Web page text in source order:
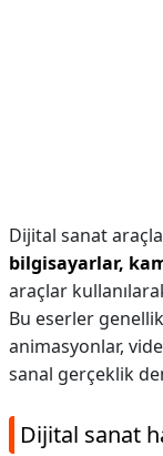
Dijital sanat
bilgisayarlar,
araçlar
Bu eserler
animasyonlar,
sanal gerçeklik
Dijital sanat